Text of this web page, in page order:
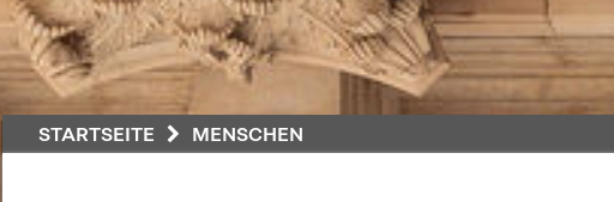
STARTSEITE MENSCHEN